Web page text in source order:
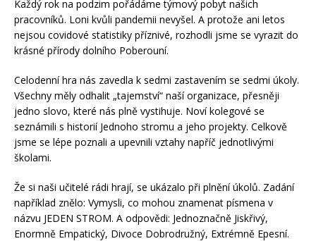
Každý rok na podzim pořádáme týmový pobyt našich
pracovníků. Loni kvůli pandemii nevyšel. A protože ani letos
nejsou covidové statistiky příznivé, rozhodli jsme se vyrazit do
krásné přírody dolního Poberouní.
Celodenní hra nás zavedla k sedmi zastavením se sedmi úkoly.
Všechny měly odhalit „tajemství“ naší organizace, přesněji
jedno slovo, které nás plně vystihuje. Noví kolegové se
seznámili s historií Jednoho stromu a jeho projekty. Celkově
jsme se lépe poznali a upevnili vztahy napříč jednotlivými
školami.
Že si naši učitelé rádi hrají, se ukázalo při plnění úkolů. Zadání
například znělo: Vymysli, co mohou znamenat písmena v
názvu JEDEN STROM. A odpovědi: Jednoznačně Jiskřivý,
Enormně Empatický, Divoce Dobrodružný, Extrémně Epesní.